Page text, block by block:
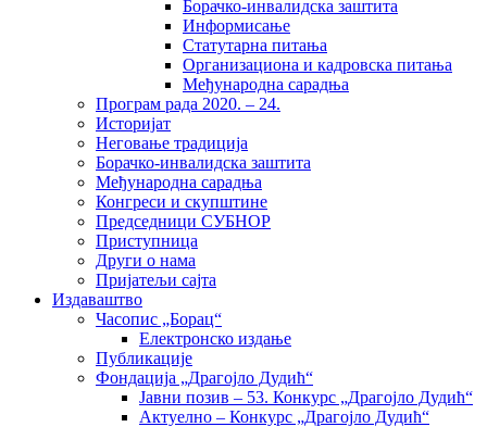
Борачко-инвалидска заштита
Информисање
Статутарна питања
Организациона и кадровска питања
Међународна сарадња
Програм рада 2020. – 24.
Историјат
Неговање традиција
Борачко-инвалидска заштита
Међународна сарадња
Конгреси и скупштине
Председници СУБНОР
Приступница
Други о нама
Пријатељи сајта
Издаваштво
Часопис „Борац“
Електронско издање
Публикације
Фондација „Драгојло Дудић“
Јавни позив – 53. Конкурс „Драгојло Дудић“
Актуелно – Конкурс „Драгојло Дудић“